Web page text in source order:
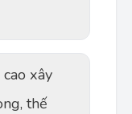
xây
thế